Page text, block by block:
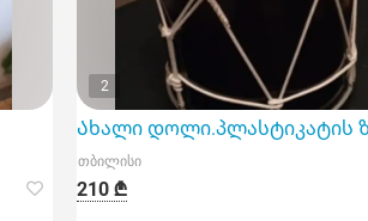
2
Ახალი დოლი.პლასტიკატის
თბილისი
210 ₾